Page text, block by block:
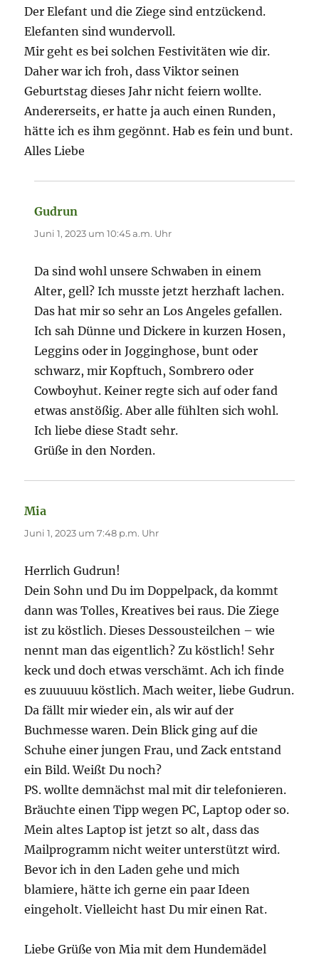
Der Elefant und die Ziege sind entzückend.
Elefanten sind wundervoll.
Mir geht es bei solchen Festivitäten wie dir.
Daher war ich froh, dass Viktor seinen
Geburtstag dieses Jahr nicht feiern wollte.
Andererseits, er hatte ja auch einen Runden,
hätte ich es ihm gegönnt. Hab es fein und bunt.
Alles Liebe
Gudrun
Juni 1, 2023 um 10:45 a.m. Uhr
Da sind wohl unsere Schwaben in einem
Alter, gell? Ich musste jetzt herzhaft lachen.
Das hat mir so sehr an Los Angeles gefallen.
Ich sah Dünne und Dickere in kurzen Hosen,
Leggins oder in Jogginghose, bunt oder
schwarz, mir Kopftuch, Sombrero oder
Cowboyhut. Keiner regte sich auf oder fand
etwas anstößig. Aber alle fühlten sich wohl.
Ich liebe diese Stadt sehr.
Grüße in den Norden.
Mia
Juni 1, 2023 um 7:48 p.m. Uhr
Herrlich Gudrun!
Dein Sohn und Du im Doppelpack, da kommt
dann was Tolles, Kreatives bei raus. Die Ziege
ist zu köstlich. Dieses Dessousteilchen – wie
nennt man das eigentlich? Zu köstlich! Sehr
keck und doch etwas verschämt. Ach ich finde
es zuuuuuu köstlich. Mach weiter, liebe Gudrun.
Da fällt mir wieder ein, als wir auf der
Buchmesse waren. Dein Blick ging auf die
Schuhe einer jungen Frau, und Zack entstand
ein Bild. Weißt Du noch?
PS. wollte demnächst mal mit dir telefonieren.
Bräuchte einen Tipp wegen PC, Laptop oder so.
Mein altes Laptop ist jetzt so alt, dass das
Mailprogramm nicht weiter unterstützt wird.
Bevor ich in den Laden gehe und mich
blamiere, hätte ich gerne ein paar Ideen
eingeholt. Vielleicht hast Du mir einen Rat.
Liebe Grüße von Mia mit dem Hundemädel